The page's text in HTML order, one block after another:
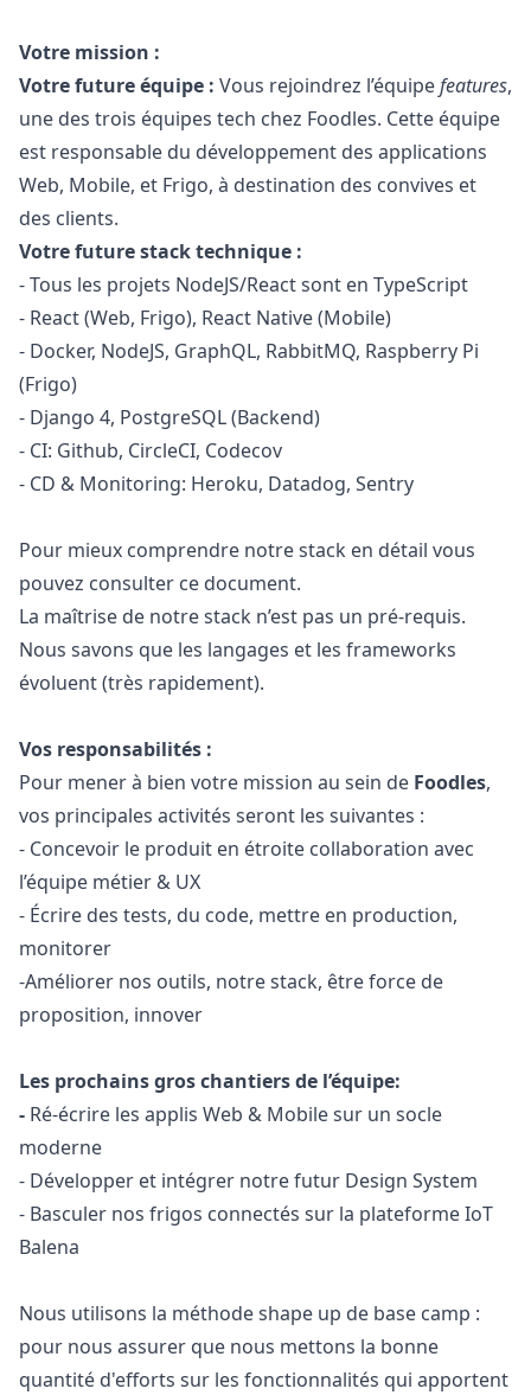
Votre mission :
Votre future équipe : Vous rejoindrez l’équipefeatures,
une des trois équipes tech chez Foodles. Cette équipe
est responsable du développement des applications
Web, Mobile, et Frigo, à destination des convives et
des clients.
Votre future stack technique :
- Tous les projets NodeJS/React sont en TypeScript
- React (Web, Frigo), React Native (Mobile)
- Docker, NodeJS, GraphQL, RabbitMQ, Raspberry Pi
(Frigo)
- Django 4, PostgreSQL (Backend)
- CI: Github, CircleCI, Codecov
- CD & Monitoring: Heroku, Datadog, Sentry
Pour mieux comprendre notre stack en détail vous
pouvez consulter ce document.
La maîtrise de notre stack n’est pas un pré-requis.
Nous savons que les langages et les frameworks
évoluent (très rapidement).
Vos responsabilités :
Pour mener à bien votre mission au sein de Foodles,
vos principales activités seront les suivantes :
- Concevoir le produit en étroite collaboration avec
l’équipe métier & UX
- Écrire des tests, du code, mettre en production,
monitorer
-Améliorer nos outils, notre stack, être force de
proposition, innover
Les prochains gros chantiers de l’équipe:
- Ré-écrire les applis Web & Mobile sur un socle
moderne
- Développer et intégrer notre futur Design System
- Basculer nos frigos connectés sur la plateforme IoT
Balena
Nous utilisons la méthodeshape up de base camp :
pour nous assurer que nous mettons la bonne
quantité d'efforts sur les fonctionnalités qui apportent